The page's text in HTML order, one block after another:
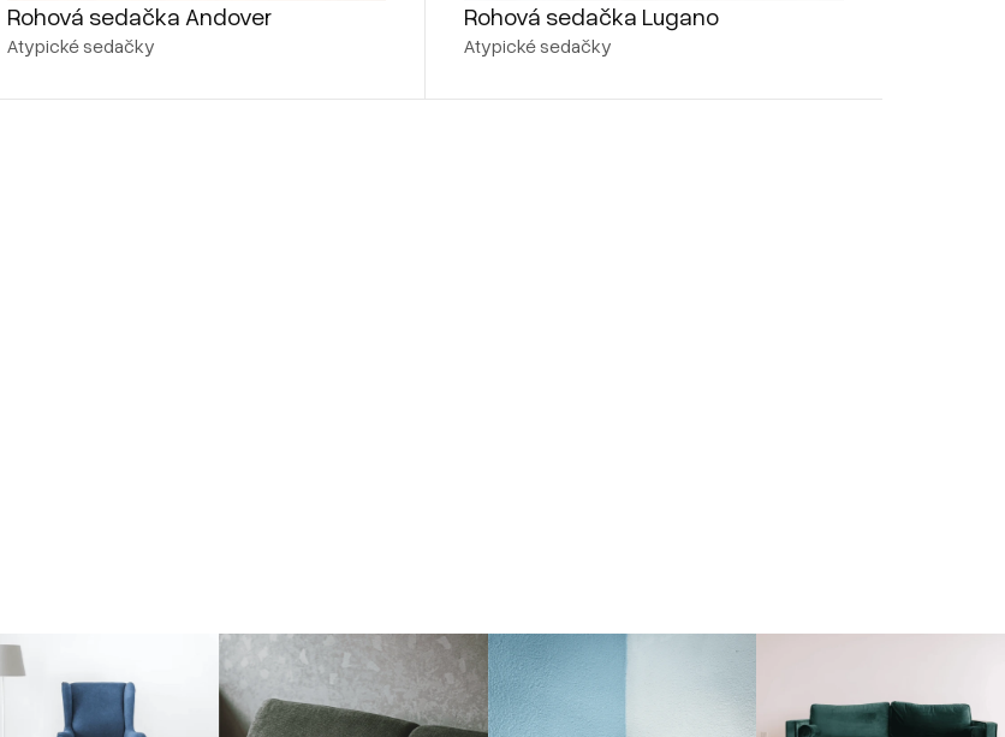
Rohová sedačka Andover
Atypické sedačky
Rohová sedačka Lugano
Atypické sedačky